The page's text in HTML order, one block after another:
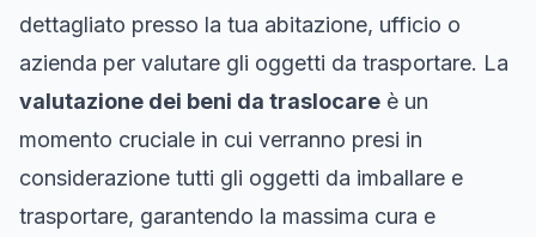
dettagliato presso la tua abitazione, ufficio o
azienda per valutare gli oggetti da trasportare. La
valutazione dei beni da traslocare è un
momento cruciale in cui verranno presi in
considerazione tutti gli oggetti da imballare e
trasportare, garantendo la massima cura e